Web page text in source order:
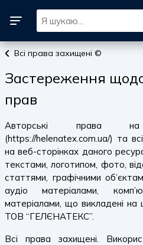
Всi права захищенi ©
Застереження
прав
Авторські права
(https://helenatex.com.ua/) та
на веб-сторінках даного
текстами, логотипом, фото,
статтями, графічними
аудіо матеріалами,
матеріалами, що викладені на
ТОВ “ГЕЛЄНАТЕКС”.
Всі права захищені.